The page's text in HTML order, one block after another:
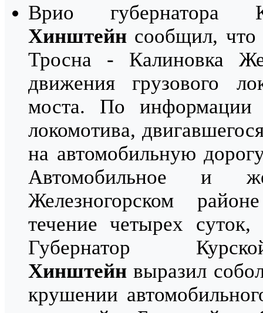
Врио губернатора
Хинштейн сообщил,
Тросна - Калиновка
движения грузового
моста. По информации
локомотива,
на автомобильную
Автомобильное и
Железногорском
течение четырех
Губернатор
Хинштейн выразил
крушении